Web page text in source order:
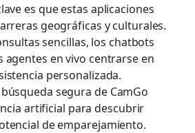
es que estas aplicaciones
geográficas y culturales.
sencillas, los chatbots
agentes en vivo centrarse en
personalizada.
segura de CamGo
artificial para descubrir
de emparejamiento.